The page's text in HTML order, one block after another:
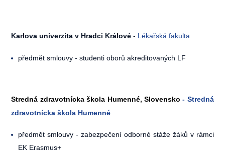
Karlova univerzita v Hradci Králové - Lékařská fakulta
předmět smlouvy - studenti oborů akreditovaných LF
Stredná zdravotnícka škola Humenné, Slovensko - Stredná
zdravotnícka škola Humenné
předmět smlouvy - zabezpečení odborné stáže žáků v rámci
EK Erasmus+